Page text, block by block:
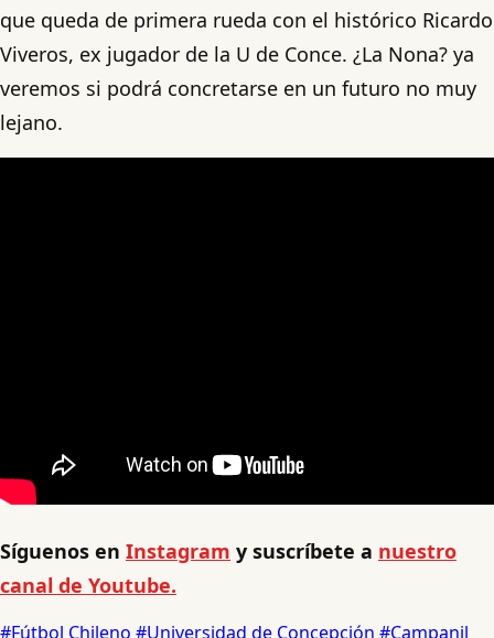
que queda de primera rueda con el histórico Ricardo
Viveros, ex jugador de la U de Conce. ¿La Nona? ya
veremos si podrá concretarse en un futuro no muy
lejano.
Síguenos en Instagram y suscríbete a nuestro
canal de Youtube.
#Fútbol Chileno #Universidad de Concepción #Campanil